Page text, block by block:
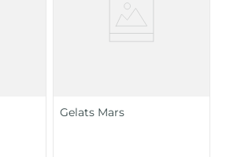
Gelats Mars